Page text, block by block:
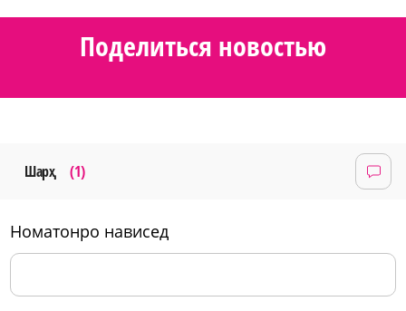
Поделиться новостью
Шарҳ (1)
номатонро нависед